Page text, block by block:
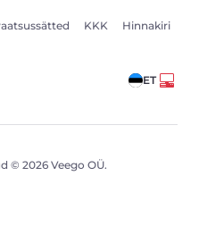
KKK Hinnakiri
ET
© 2026 Veego OÜ.